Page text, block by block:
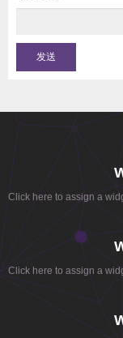
Click here to assign a
Click here to assign a